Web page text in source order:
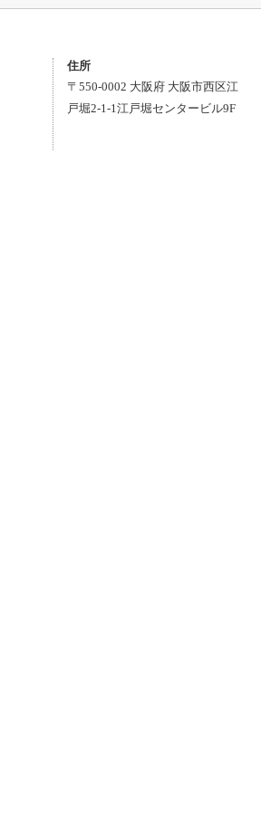
住所
〒 550-0002 大阪府 大阪市西区江
戸堀2-1-1江戸堀センタービル9F